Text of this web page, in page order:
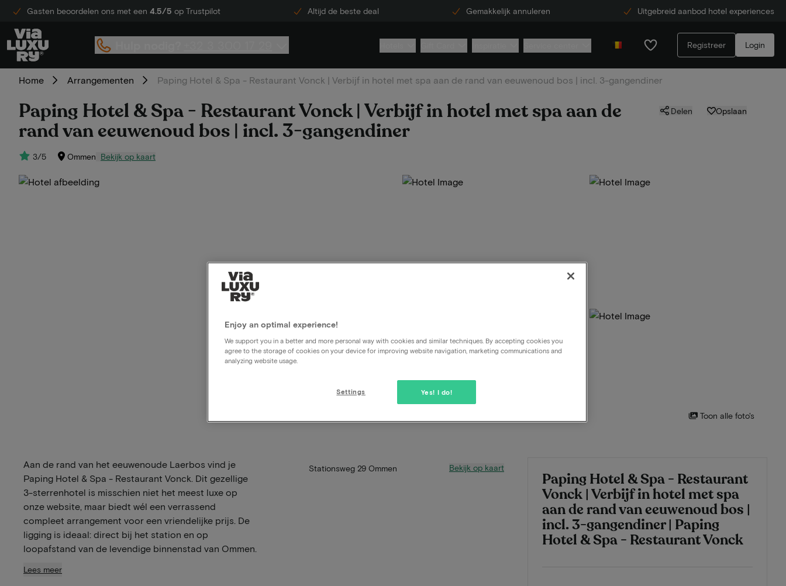
Gasten beoordelen ons met een 4.5/5 op Trustpilot Altijd de beste deal Gemakkelijk annuleren Uitgebreid aanbod hotel experiences
Registreer Login
Home Arrangementen Paping Hotel & Spa - Restaurant Vonck | Verbijf in hotel met spa aan de rand van eeuwenoud bos | incl. 3-gangendiner
Paping Hotel & Spa - Restaurant Vonck | Verbijf in hotel met spa aan de
rand van eeuwenoud bos | incl. 3-gangendiner
3/5 Ommen Bekijk op kaart
Delen Opslaan
Toon alle foto's
Paping Hotel & Spa - Restaurant
Vonck | Verbijf in hotel met spa
aan de rand van eeuwenoud bos |
incl. 3-gangendiner | Paping
Hotel & Spa - Restaurant Vonck
Aan de rand van het eeuwenoude Laerbos vind je
Paping Hotel & Spa - Restaurant Vonck. Dit gezellige
3-sterrenhotel is misschien niet het meest luxe op
onze website, maar biedt wél een verrassend
compleet arrangement voor een vriendelijke prijs. De
ligging is ideaal: direct bij het station en op
loopafstand van de levendige binnenstad van Ommen.
Lees meer
Stationsweg 29 Ommen Bekijk op kaart
Enjoy an optimal experience!
We support you in a better and more personal way with cookies and similar techniques. By accepting cookies you
agree to the storage of cookies on your device for improving website navigation, marketing communications and
analyzing website usage.
Yes! I do!
Settings